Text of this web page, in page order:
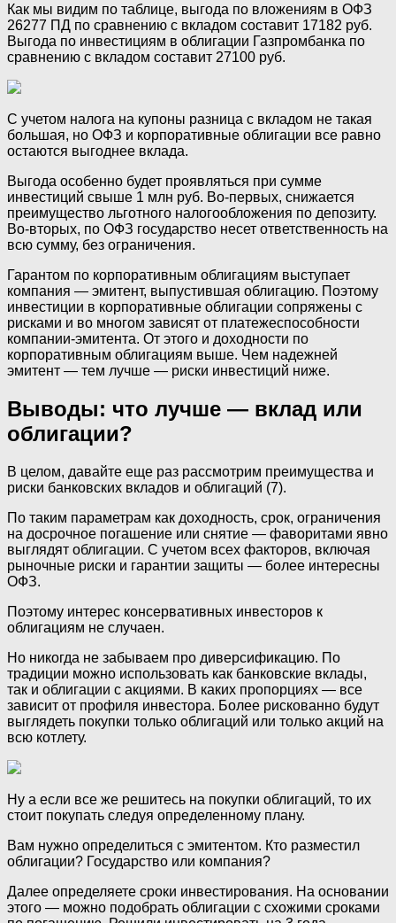
Как мы видим по таблице, выгода по вложениям в ОФЗ
26277 ПД по сравнению с вкладом составит 17182 руб.
Выгода по инвестициям в облигации Газпромбанка по
сравнению с вкладом составит 27100 руб.
С учетом налога на купоны разница с вкладом не такая
большая, но ОФЗ и корпоративные облигации все равно
остаются выгоднее вклада.
Выгода особенно будет проявляться при сумме
инвестиций свыше 1 млн руб. Во-первых, снижается
преимущество льготного налогообложения по депозиту.
Во-вторых, по ОФЗ государство несет ответственность на
всю сумму, без ограничения.
Гарантом по корпоративным облигациям выступает
компания —‌ эмитент, выпустившая облигацию. Поэтому
инвестиции в корпоративные облигации сопряжены с
рисками и во многом зависят от платежеспособности
компании-эмитента. От этого и доходности по
корпоративным облигациям выше. Чем надежней
эмитент —‌ тем лучше —‌ риски инвестиций ниже.
Выводы: что лучше — вклад или
облигации?
В целом, давайте еще раз рассмотрим преимущества и
риски банковских вкладов и облигаций (7).
По таким параметрам как доходность, срок, ограничения
на досрочное погашение или снятие —‌ фаворитами явно
выглядят облигации. С учетом всех факторов, включая
рыночные риски и гарантии защиты —‌ более интересны
ОФЗ.
Поэтому интерес консервативных инвесторов к
облигациям не случаен.
Но никогда не забываем про диверсификацию. По
традиции можно использовать как банковские вклады,
так и облигации с акциями. В каких пропорциях —‌ все
зависит от профиля инвестора. Более рискованно будут
выглядеть покупки только облигаций или только акций на
всю котлету.
Ну а если все же решитесь на покупки облигаций, то их
стоит покупать следуя определенному плану.
Вам нужно определиться с эмитентом. Кто разместил
облигации? Государство или компания?
Далее определяете сроки инвестирования. На основании
этого —‌ можно подобрать облигации с схожими сроками